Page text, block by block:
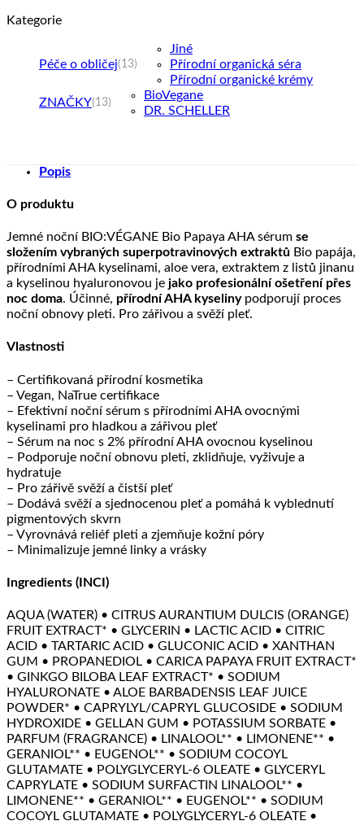
Kategorie
Péče o obličej(13)
Jiné
Přírodní organická séra
Přírodní organické krémy
ZNAČKY(13)
BioVegane
DR. SCHELLER
Popis
O produktu
Jemné noční BIO:VÉGANE Bio Papaya AHA sérum se
složením vybraných superpotravinových extraktů Bio papája,
přírodními AHA kyselinami, aloe vera, extraktem z listů jinanu
a kyselinou hyaluronovou je jako profesionální ošetření přes
noc doma. Účinné, přírodní AHA kyselinypodporují proces
noční obnovy pleti. Pro zářivou a svěží pleť.
Vlastnosti
– Certifikovaná přírodní kosmetika
– Vegan, NaTrue certifikace
– Efektivní noční sérum s přírodními AHA ovocnými
kyselinami pro hladkou a zářivou pleť
– Sérum na noc s 2% přírodní AHA ovocnou kyselinou
– Podporuje noční obnovu pleti, zklidňuje, vyživuje a
hydratuje
– Pro zářivě svěží a čistší pleť
– Dodává svěží a sjednocenou pleť a pomáhá k vyblednutí
pigmentových skvrn
– Vyrovnává reliéf pleti a zjemňuje kožní póry
– Minimalizuje jemné linky a vrásky
Ingredients (INCI)
AQUA (WATER) • CITRUS AURANTIUM DULCIS (ORANGE)
FRUIT EXTRACT* • GLYCERIN • LACTIC ACID • CITRIC
ACID • TARTARIC ACID • GLUCONIC ACID • XANTHAN
GUM • PROPANEDIOL • CARICA PAPAYA FRUIT EXTRACT*
• GINKGO BILOBA LEAF EXTRACT* • SODIUM
HYALURONATE • ALOE BARBADENSIS LEAF JUICE
POWDER* • CAPRYLYL/CAPRYL GLUCOSIDE • SODIUM
HYDROXIDE • GELLAN GUM • POTASSIUM SORBATE •
PARFUM (FRAGRANCE) • LINALOOL** • LIMONENE** •
GERANIOL** • EUGENOL** • SODIUM COCOYL
GLUTAMATE • POLYGLYCERYL-6 OLEATE • GLYCERYL
CAPRYLATE • SODIUM SURFACTIN LINALOOL** •
LIMONENE** • GERANIOL** • EUGENOL** • SODIUM
COCOYL GLUTAMATE • POLYGLYCERYL-6 OLEATE •